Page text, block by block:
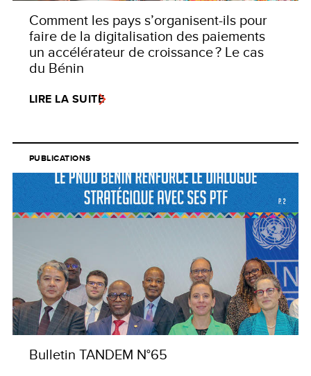
Comment les pays s’organisent-ils pour
faire de la digitalisation des paiements
un accélérateur de croissance ? Le cas
du Bénin
LIRE LA SUITE
PUBLICATIONS
Bulletin TANDEM N°65